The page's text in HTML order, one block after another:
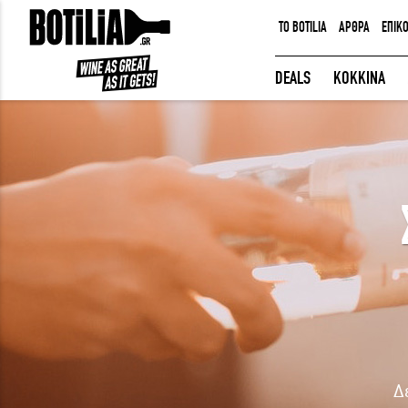
ΕΙΣΟΔΟΣ ΜΕΛΩΝ
Να με θυμάσαι
Ξέχασα τον κωδικό μου!
TO BOTILIA ΑΡΘΡΑ
DEALS ΚΟΚΚΙΝΑ